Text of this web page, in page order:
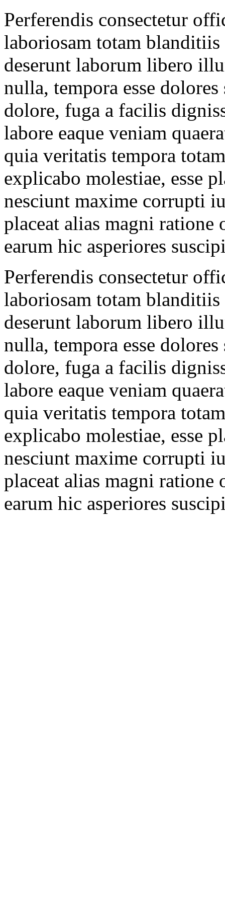
Perferendis consectetur
laboriosam totam
deserunt laborum libero
nulla, tempora esse
dolore, fuga a facilis
labore eaque veniam
quia veritatis tempora
explicabo molestiae, esse
nesciunt maxime corrupti
placeat alias magni ratione
earum hic asperiores
Perferendis consectetur
laboriosam totam
deserunt laborum libero
nulla, tempora esse
dolore, fuga a facilis
labore eaque veniam
quia veritatis tempora
explicabo molestiae, esse
nesciunt maxime corrupti
placeat alias magni ratione
earum hic asperiores